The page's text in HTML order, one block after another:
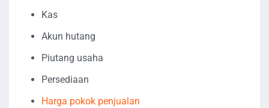
Kas
Akun hutang
Piutang usaha
Persediaan
Harga pokok penjualan